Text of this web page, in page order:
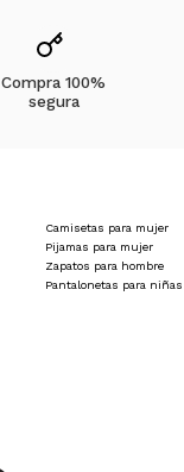
Compra 100%
segura
Camisetas para mujer
Pijamas para mujer
Zapatos para hombre
Pantalonetas para niñas